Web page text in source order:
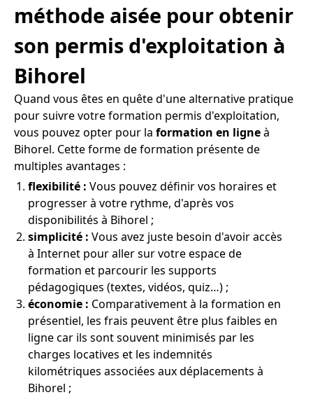
méthode aisée pour obtenir
son permis d'exploitation à
Bihorel
Quand vous êtes en quête d'une alternative pratique
pour suivre votre formation permis d'exploitation,
vous pouvez opter pour la formation en ligneà
Bihorel. Cette forme de formation présente de
multiples avantages :
flexibilité : Vous pouvez définir vos horaires et
progresser à votre rythme, d'après vos
disponibilités à Bihorel ;
simplicité : Vous avez juste besoin d'avoir accès
à Internet pour aller sur votre espace de
formation et parcourir les supports
pédagogiques (textes, vidéos, quiz…) ;
économie : Comparativement à la formation en
présentiel, les frais peuvent être plus faibles en
ligne car ils sont souvent minimisés par les
charges locatives et les indemnités
kilométriques associées aux déplacements à
Bihorel ;